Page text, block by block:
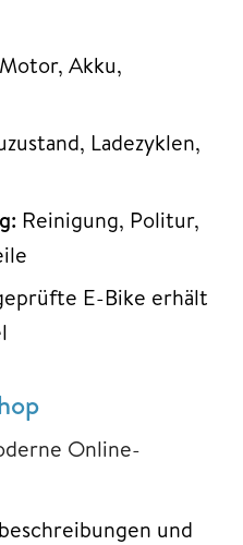
Motor, Akku,
Ladezyklen,
Reinigung, Politur,
E-Bike erhält
Online-
und